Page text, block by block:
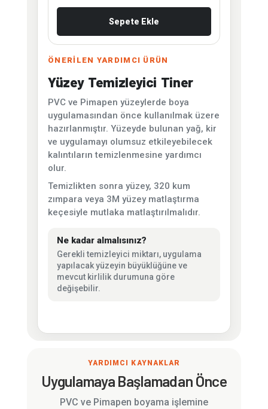
Sepete Ekle
ÖNERİLEN YARDIMCI ÜRÜN
Yüzey Temizleyici Tiner
PVC ve Pimapen yüzeylerde boya
uygulamasından önce kullanılmak üzere
hazırlanmıştır. Yüzeyde bulunan yağ, kir
ve uygulamayı olumsuz etkileyebilecek
kalıntıların temizlenmesine yardımcı
olur.
Temizlikten sonra yüzey, 320 kum
zımpara veya 3M yüzey matlaştırma
keçesiyle mutlaka matlaştırılmalıdır.
Ne kadar almalısınız?
Gerekli temizleyici miktarı, uygulama
yapılacak yüzeyin büyüklüğüne ve
mevcut kirlilik durumuna göre
değişebilir.
YARDIMCI KAYNAKLAR
Uygulamaya Başlamadan Önce
PVC ve Pimapen boyama işlemine